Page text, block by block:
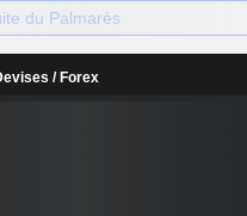
du Palmarès
/ Forex